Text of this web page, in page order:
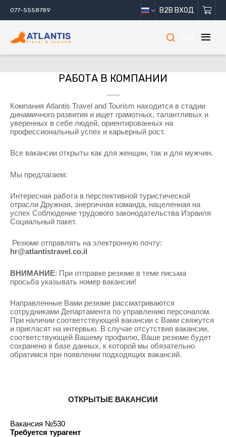
077-5558789 B2B ВХОД
РАБОТА В КОМПАНИИ
Компания Atlantis Travel and Tourism находится в стадии
динамичного развития и ищет грамотных, талантливых и
уверенных в себе людей, ориентированных на
профессиональный успех и карьерный рост.
Все вакансии открыты как для женщин, так и для мужчин.
Мы предлагаем:
Интересная работа в перспективной туристической
отрасли Дружная, энергичная команда, нацеленная на
успех Соблюдение трудового законодательства Израиля
Социальный пакет.
hr@atlantistravel.co.il
ВНИМАНИЕ: При отправке резюме в теме письма
просьба указывать номер вакансии!
Направленные Вами резюме рассматриваются
сотрудниками Департамента по управлению персоналом.
При наличии соответствующей вакансии с Вами свяжутся
и пригласят на интервью. В случае отсутствия вакансии,
соответствующей Вашему профилю, Ваше резюме будет
сохранено в базе данных, к которой мы обязательно
обратимся при появлении подходящих вакансий.
ОТКРЫТЫЕ ВАКАНСИИ
Вакансия №530
Требуется турагент